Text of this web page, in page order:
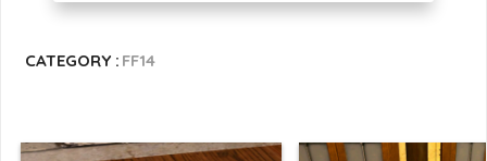
CATEGORY : FF14